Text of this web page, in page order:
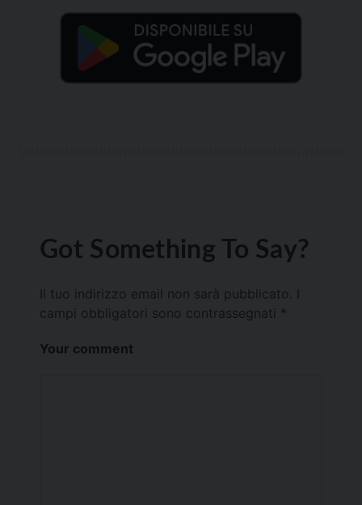
Got Something To Say?
Il tuo indirizzo email non sarà pubblicato.
campi obbligatori sono contrassegnati *
Your comment